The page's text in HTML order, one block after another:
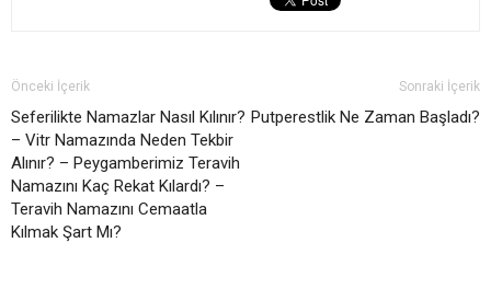
Önceki İçerik
Seferilikte Namazlar Nasıl Kılınır?
– Vitr Namazında Neden Tekbir
Alınır? – Peygamberimiz Teravih
Namazını Kaç Rekat Kılardı? –
Teravih Namazını Cemaatla
Kılmak Şart Mı?
Sonraki İçerik
Putperestlik Ne Zaman Başladı?